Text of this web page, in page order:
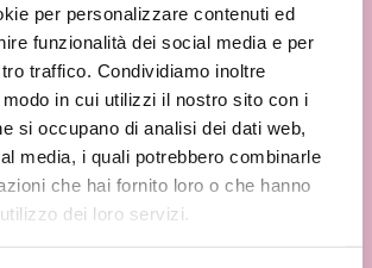
per personalizzare contenuti ed
funzionalità dei social media e per
traffico. Condividiamo inoltre
in cui utilizzi il nostro sito con i
si occupano di analisi dei dati web,
media, i quali potrebbero combinarle
che hai fornito loro o che hanno
dei loro servizi.